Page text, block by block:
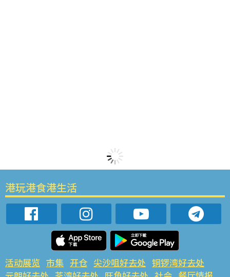
港玩港食港生活
活动展览 市集 开仓 尖沙咀好去处 铜锣湾好去处